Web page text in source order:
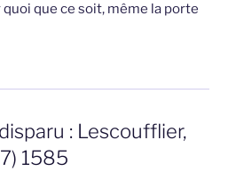
que ce soit, même la porte
: Lescoufflier,
1585